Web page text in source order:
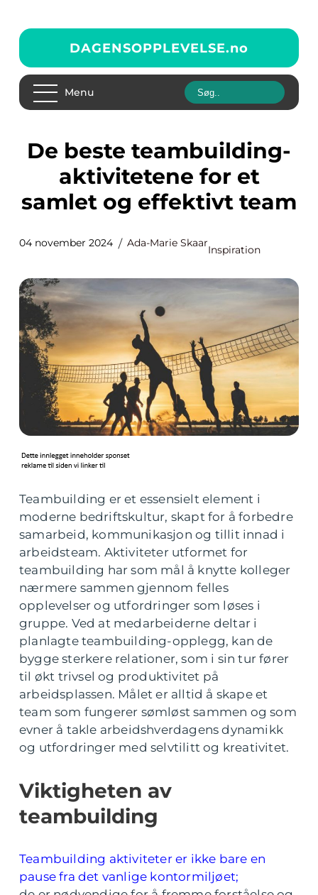
DAGENSOPPLEVELSE.no
Menu
De beste teambuilding-
aktivitetene for et
samlet og effektivt team
04 november 2024 Ada-Marie Skaar
Inspiration
Teambuilding er et essensielt element i
moderne bedriftskultur, skapt for å forbedre
samarbeid, kommunikasjon og tillit innad i
arbeidsteam. Aktiviteter utformet for
teambuilding har som mål å knytte kolleger
nærmere sammen gjennom felles
opplevelser og utfordringer som løses i
gruppe. Ved at medarbeiderne deltar i
planlagte teambuilding-opplegg, kan de
bygge sterkere relationer, som i sin tur fører
til økt trivsel og produktivitet på
arbeidsplassen. Målet er alltid å skape et
team som fungerer sømløst sammen og som
evner å takle arbeidshverdagens dynamikk
og utfordringer med selvtilitt og kreativitet.
Viktigheten av
teambuilding
Teambuilding aktiviteter er ikke bare en
pause fra det vanlige kontormiljøet;